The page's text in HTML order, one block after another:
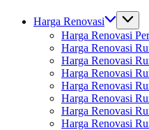
Harga Renovasi
Harga Renovasi
Harga Renovasi
Harga Renovasi
Harga Renovasi
Harga Renovasi
Harga Renovasi
Harga Renovasi
Harga Renovasi